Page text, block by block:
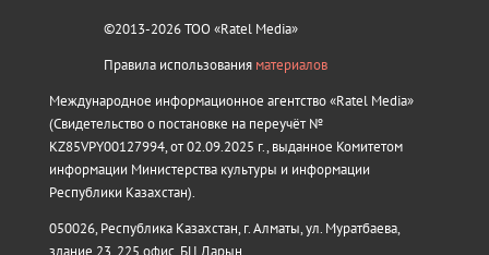
©2013-2026 ТОО «Ratel Media»
Правила использования материалов
Международное информационное агентство «Ratel Media»
(Свидетельство о постановке на переучёт №
KZ85VPY00127994, от 02.09.2025 г., выданное Комитетом
информации Министерства культуры и информации
Республики Казахстан).
050026, Республика Казахстан, г. Алматы, ул. Муратбаева,
здание 23, 225 офис, БЦ Дарын